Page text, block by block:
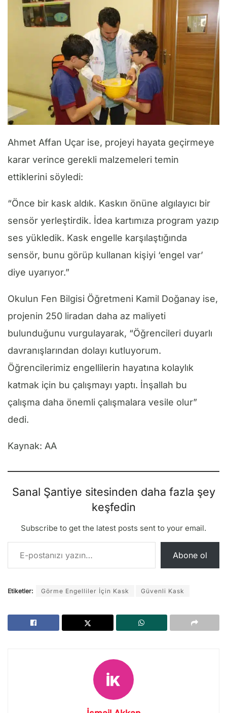
Ahmet Affan Uçar ise, projeyi hayata geçirmeye
karar verince gerekli malzemeleri temin
ettiklerini söyledi:
“Önce bir kask aldık. Kaskın önüne algılayıcı bir
sensör yerleştirdik. İdea kartımıza program yazıp
ses yükledik. Kask engelle karşılaştığında
sensör, bunu görüp kullanan kişiyi ‘engel var’
diye uyarıyor.”
Okulun Fen Bilgisi Öğretmeni Kamil Doğanay ise,
projenin 250 liradan daha az maliyeti
bulunduğunu vurgulayarak, “Öğrencileri duyarlı
davranışlarından dolayı kutluyorum.
Öğrencilerimiz engellilerin hayatına kolaylık
katmak için bu çalışmayı yaptı. İnşallah bu
çalışma daha önemli çalışmalara vesile olur”
dedi.
Kaynak: AA
Sanal Şantiye sitesinden daha fazla şey
keşfedin
Subscribe to get the latest posts sent to your email.
E-postanızı yazın…
Abone ol
Etiketler: Görme Engelliler İçin Kask Güvenli Kask